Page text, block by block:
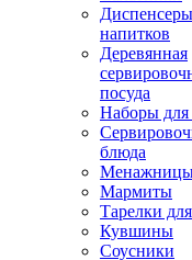
напитков
Деревянная
посуда
Наборы
блюда
Мармиты
Тарелки
Кувшины
Соусники